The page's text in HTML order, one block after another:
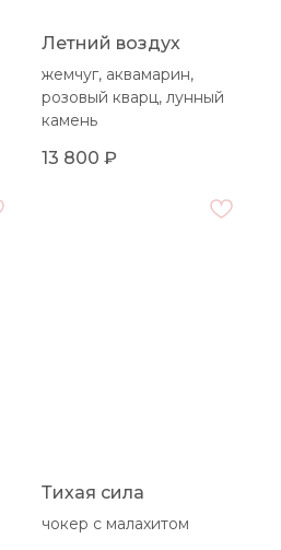
Летний воздух
жемчуг, аквамарин,
розовый кварц, лунный
камень
13 800 ₽
Тихая сила
чокер с малахитом